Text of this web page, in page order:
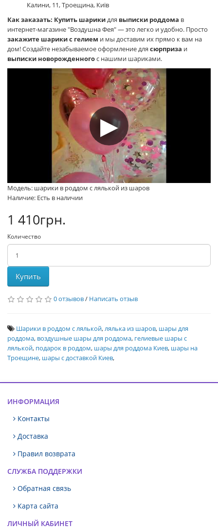
Калини, 11, Троещина, Київ
Как заказать: Купить шарикидля выписки роддома в
интернет-магазине "Воздушна Фея" — это легко и удобно. Просто
закажите шарики с гелием и мы доставим их прямо к вам на
дом! Создайте незабываемое оформление для сюрприза и
выписки новорожденногос нашими шариками.
Модель: шарики в роддом с лялькой из шаров
Наличие: Есть в наличии
1 410грн.
Количество
Купить
0 отзывов/ Написать отзыв
Шарики в роддом с лялькой,лялька из шаров, шары для
роддома, воздушные шары для роддома, гелиевые шары с
лялькой, подарок в роддом, шары для роддома Киев, шары на
Троещине, шары с доставкой Киев,
ИНФОРМАЦИЯ
Контакты
Доставка
Правил возврата
СЛУЖБА ПОДДЕРЖКИ
Обратная связь
Карта сайта
ЛИЧНЫЙ КАБИНЕТ